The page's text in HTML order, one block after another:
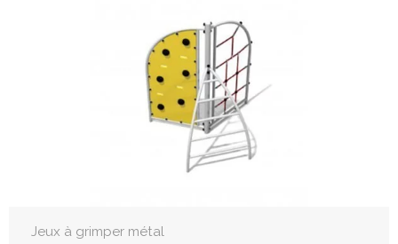
Jeux à grimper métal